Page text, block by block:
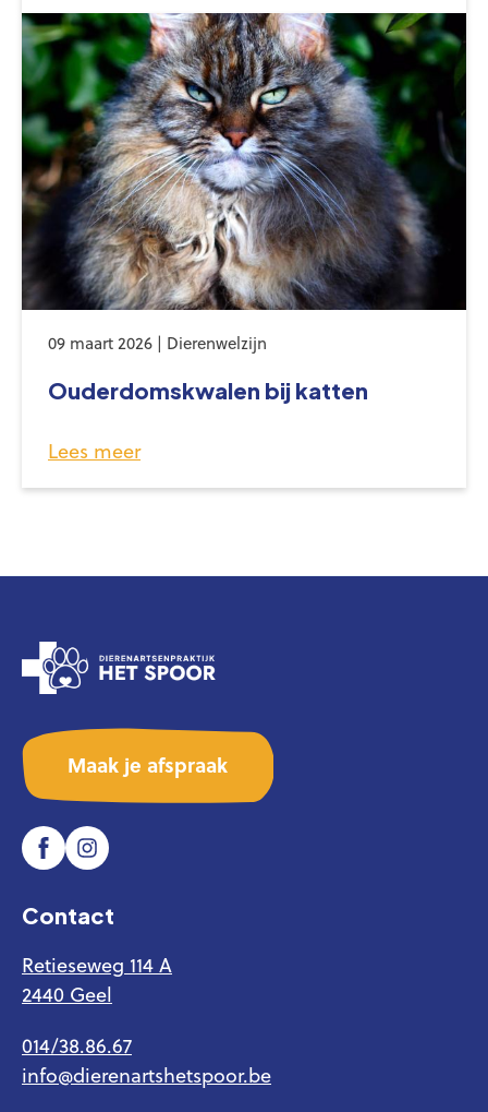
09 maart 2026 | Dierenwelzijn
Ouderdomskwalen bij katten
Lees meer
Maak je afspraak
Contact
Retieseweg 114 A
2440 Geel
014/38.86.67
info@dierenartshetspoor.be